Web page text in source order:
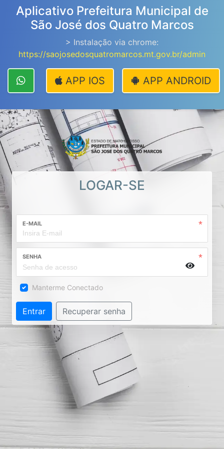
Aplicativo Prefeitura Municipal de
São José dos Quatro Marcos
> Instalação via chrome:
https://saojosedosquatromarcos.mt.gov.br/admin
APP ANDROID
APP IOS
LOGAR-SE
E-MAIL
SENHA
Manterme Conectado
Entrar Recuperar senha